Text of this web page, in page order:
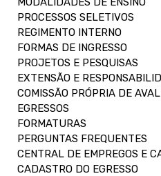
PROCESSOS SELETIVOS
REGIMENTO INTERNO
FORMAS DE INGRESSO
PROJETOS E PESQUISAS
EXTENSÃO E
COMISSÃO PRÓPRIA DE
EGRESSOS
FORMATURAS
PERGUNTAS FREQUENTES
CENTRAL DE EMPREGOS E
CADASTRO DO EGRESSO